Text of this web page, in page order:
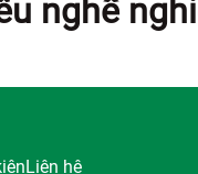
nghề
Liên hệ